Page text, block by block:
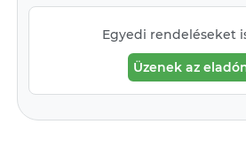
Egyedi rendeléseket
Üzenek az